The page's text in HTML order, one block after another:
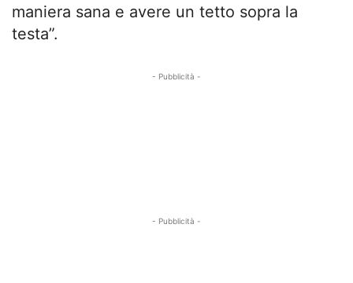
maniera sana e avere un tetto sopra la
testa”.
- Pubblicità -
- Pubblicità -